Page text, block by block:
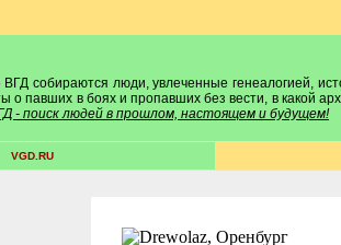
ВГД собираются люди, увлеченные генеалогией,
о павших в боях и пропавших без вести, в какой
- поиск людей в прошлом, настоящем и будущем!
VGD.RU